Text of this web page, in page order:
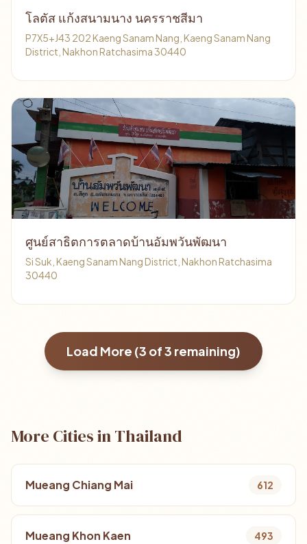
โลตัส แก้งสนามนาง นครราชสีมา
P7X5+J43 202 Kaeng Sanam Nang, Kaeng Sanam Nang
District, Nakhon Ratchasima 30440
ศูนย์สาธิตการตลาดบ้านอัมพวันพัฒนา
Si Suk, Kaeng Sanam Nang District, Nakhon Ratchasima
30440
Load More (3 of3 remaining)
More Cities in Thailand
Mueang Chiang Mai 612
Mueang Khon Kaen 493